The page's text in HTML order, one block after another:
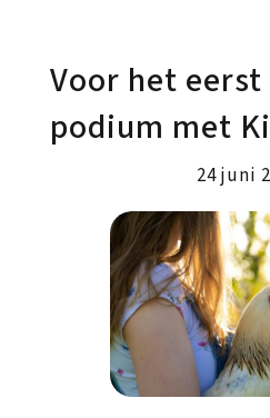
Voor het
podium met
24 juni